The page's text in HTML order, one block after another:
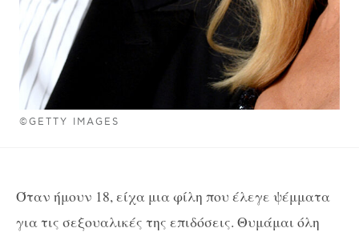
©GETTY IMAGES
Όταν ήμουν 18, είχα μια φίλη που έλεγε ψέμματα
για τις σεξουαλικές της επιδόσεις. Θυμάμαι όλη